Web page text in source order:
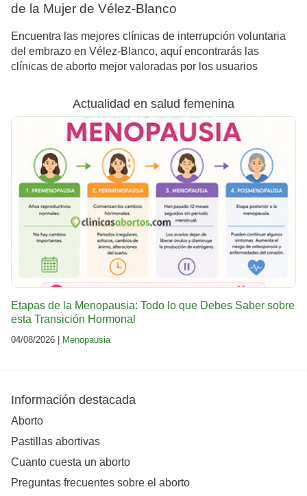
de la Mujer de Vélez-Blanco
Encuentra las mejores clínicas de interrupción voluntaria
del embrazo en Vélez-Blanco, aquí encontrarás las
clínicas de aborto mejor valoradas por los usuarios
Actualidad en salud femenina
Etapas de la Menopausia: Todo lo que Debes Saber sobre
esta Transición Hormonal
04/08/2026 | Menopausia
Información destacada
Aborto
Pastillas abortivas
Cuanto cuesta un aborto
Preguntas frecuentes sobre el aborto